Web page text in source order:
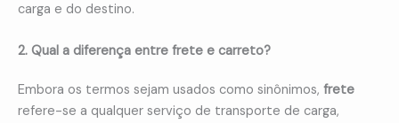
carga e do destino.
2. Qual a diferença entre frete e carreto?
Embora os termos sejam usados como sinônimos, frete
refere-se a qualquer serviço de transporte de carga,